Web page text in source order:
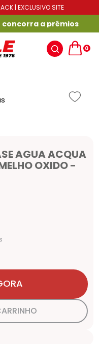
| EXCLUSIVO SITE
concorra a prêmios
0
AGUA ACQUA
OXIDO -